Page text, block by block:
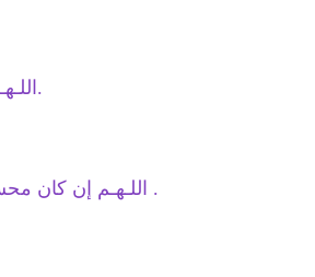
اللـهـم اجزه عن الاحسان إحسانا وعن الأساءة عفواً وغفراناً.
اللـهـم إن كان محسناً فزد من حسناته , وإن كان مسيئاً فتجاوز عن سيئاته .